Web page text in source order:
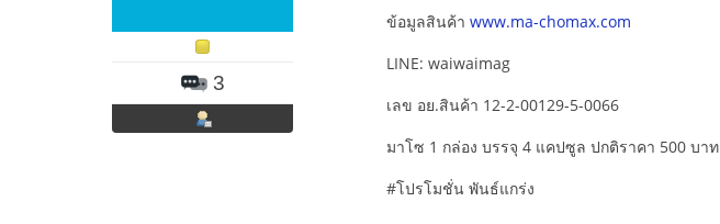
3
ข้อมูลสินค้า www.ma-chomax.com
LINE: waiwaimag
เลข อย.สินค้า 12-2-00129-5-0066
มาโซ 1 กล่อง บรรจุ 4 แคปซูล ปกติราคา 500 บาท
#โปรโมชั่น พันธ์แกร่ง